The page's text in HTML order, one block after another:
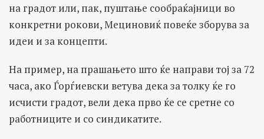
на градот или, пак, пуштање сообраќајници во
конкретни рокови, Мециновиќ повеќе зборува за
идеи и за концепти.
На пример, на прашањето што ќе направи тој за 72
часа, ако Ѓорѓиевски ветува дека за толку ќе го
исчисти градот, вели дека прво ќе се сретне со
работниците и со синдикатите.